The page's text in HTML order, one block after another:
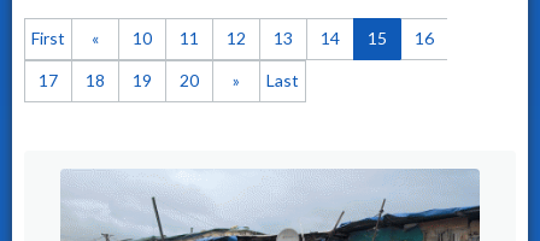
First « 10 11 12 13 14 15 16
17 18 19 20 » Last